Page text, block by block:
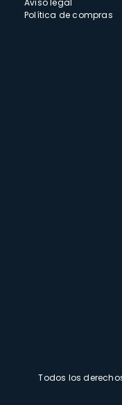
Política de compras
Todos los